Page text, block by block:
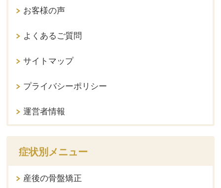
お客様の声
よくあるご質問
サイトマップ
プライバシーポリシー
運営者情報
症状別メニュー
産後の骨盤矯正